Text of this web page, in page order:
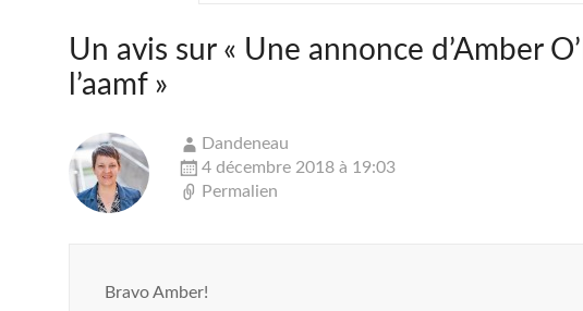
Un avis sur « Une annonce d’Amber
l’aamf»
Dandeneau
4 décembre 2018 à 19:03
Permalien
Bravo Amber!